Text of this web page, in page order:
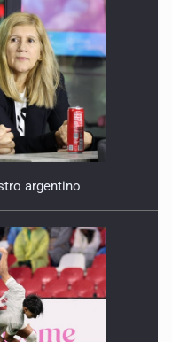
argentino